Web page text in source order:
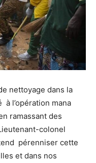
nettoyage dans la
l’opération mana
ramassant des
colonel
pérenniser cette
et dans nos